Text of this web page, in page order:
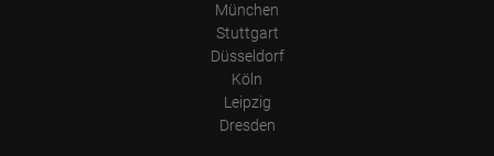
München
Stuttgart
Düsseldorf
Köln
Leipzig
Dresden